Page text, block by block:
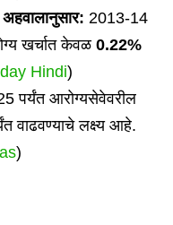
2013-14
खर्चात केवळ 0.22%
Hindi)
पर्यंत आरोग्यसेवेवरील
वाढवण्याचे लक्ष्य आहे.
)